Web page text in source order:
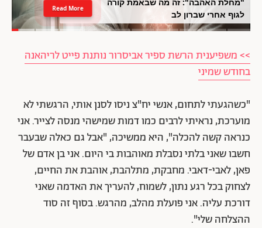
"מחלת האהבה": זה מה שבאמת קורה
לגוף אחרי שברון לב
Read More
>> משפיענית הרשת ספיר אביסרור נותנת פייט לריהאנה
בחודש שמיני
"כשהגעתי לתחום, אנשי יח"צ ניסו לסנן אותי, הרגשתי לא
מוערכת, נראיתי לרבים כמו דמות שמישהי מנסה לצייר. אני
כנראה קשה להכלה", היא ממשיכה, "אבל גם כאלה שבעבר
חשבו שאני בלתי נסבלת מאוהבות בי היום. אני בן אדם של
פאן, לאבי-דאבי. מחבקת, מתלהבת, אוהבת את החיים,
לצחוק בכל רגע נתון, לשמוח, להעריך את האדמה שאני
דורכת עליה. אני פועלת מהלב, מהרגש. בסוף זה סוד
ההצלחה שלי".